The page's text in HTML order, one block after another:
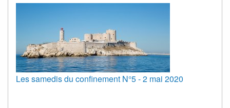
Les samedis du confinement N°5 - 2 mai 2020